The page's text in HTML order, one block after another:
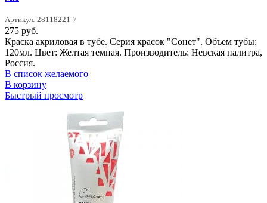
Артикул: 28118221-7
275 руб.
Краска акриловая в тубе. Серия красок "Сонет". Объем тубы:
120мл. Цвет: Желтая темная. Производитель: Невская палитра,
Россия.
В список желаемого
В корзину
Быстрый просмотр